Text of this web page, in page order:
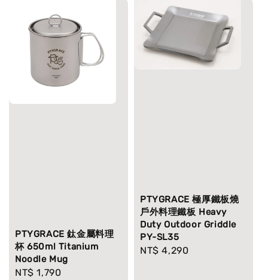
PTYGRACE 鈦金屬料理
杯 650ml Titanium
Noodle Mug
Regular
NT$ 1,790
PTYGRACE 極厚鐵板燒
戶外料理鐵板 Heavy
Duty Outdoor Griddle
PY-SL35
Regular
NT$ 4,290